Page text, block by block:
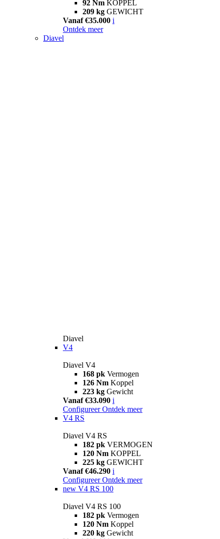
92 Nm KOPPEL
209 kg GEWICHT
Vanaf €35.000 i
Ontdek meer
Diavel
Diavel
V4
Diavel V4
168 pk Vermogen
126 Nm Koppel
223 kg Gewicht
Vanaf €33.090 i
Configureer Ontdek meer
V4 RS
Diavel V4 RS
182 pk VERMOGEN
120 Nm KOPPEL
225 kg GEWICHT
Vanaf €46.290 i
Configureer Ontdek meer
new V4 RS 100
Diavel V4 RS 100
182 pk Vermogen
120 Nm Koppel
220 kg Gewicht